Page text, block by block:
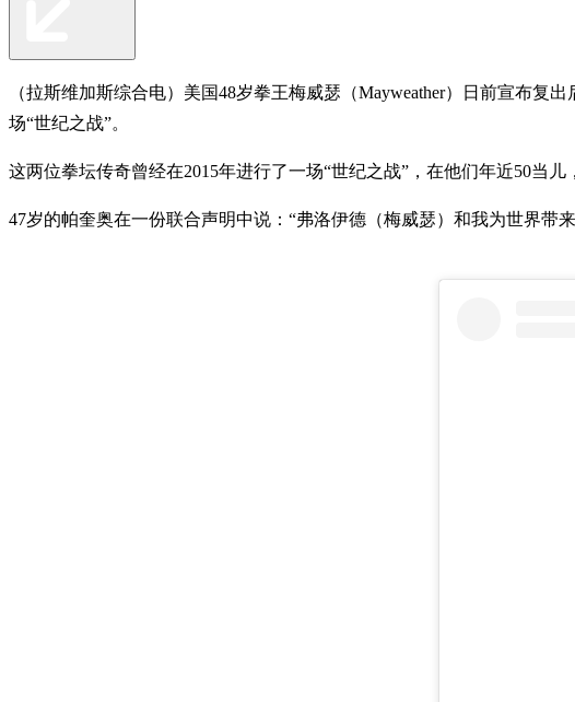
（拉斯维加斯综合电）美国48岁拳王梅威瑟（Mayweather）日前宣布复出
场“世纪之战”。
这两位拳坛传奇曾经在2015年进行了一场“世纪之战”，在他们年近50当
47岁的帕奎奥在一份联合声明中说：“弗洛伊德（梅威瑟）和我为世界